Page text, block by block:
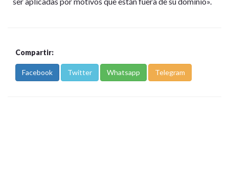
Compartir:
Facebook Twitter Whatsapp Telegram